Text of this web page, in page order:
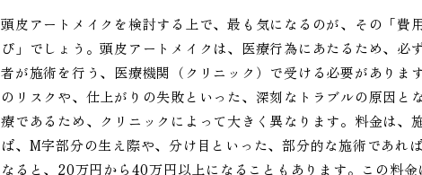
頭皮アートメイクを検討する上で、最も気になるのが、その「
び」でしょう。頭皮アートメイクは、医療行為にあたるため、
者が施術を行う、医療機関（クリニック）で受ける必要があり
のリスクや、仕上がりの失敗といった、深刻なトラブルの原因
療であるため、クリニックによって大きく異なります。料金は、
ば、M字部分の生え際や、分け目といった、部分的な施術であ
なると、20万円から40万円以上になることもあります。この料